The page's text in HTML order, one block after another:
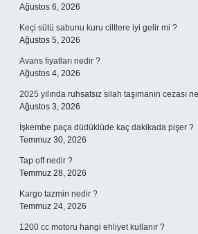
Ağustos 6, 2026
Keçi sütü sabunu kuru ciltlere iyi gelir mi ?
Ağustos 5, 2026
Avans fiyatları nedir ?
Ağustos 4, 2026
2025 yılında ruhsatsız silah taşımanın cezası
Ağustos 3, 2026
İşkembe paça düdüklüde kaç dakikada pişer ?
Temmuz 30, 2026
Tap off nedir ?
Temmuz 28, 2026
Kargo tazmin nedir ?
Temmuz 24, 2026
1200 cc motoru hangi ehliyet kullanır ?